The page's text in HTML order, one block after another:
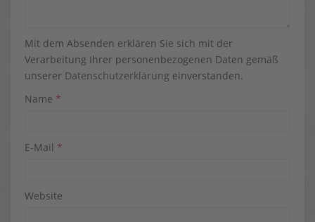
Mit dem Absenden erklären Sie sich mit der
Verarbeitung Ihrer personenbezogenen Daten gemäß
unserer Datenschutzerklärung einverstanden.
Name *
E-Mail *
Website